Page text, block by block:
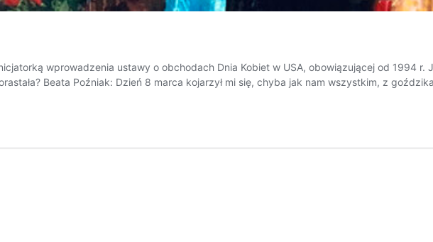
wprowadzenia ustawy o obchodach Dnia Kobiet w USA, obowiązującej od 1994 r.
Beata Poźniak: Dzień 8 marca kojarzył mi się, chyba jak nam wszystkim, z